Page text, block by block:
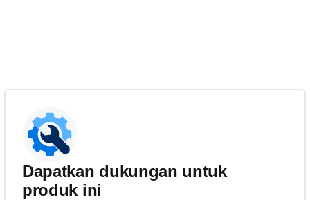
Dapatkan dukungan untuk
produk ini